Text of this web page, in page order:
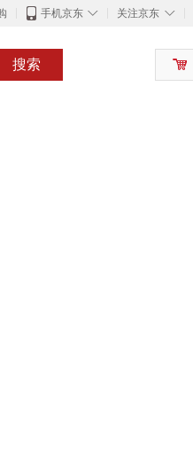
◇
手机京东 ◇
关注京东
搜索